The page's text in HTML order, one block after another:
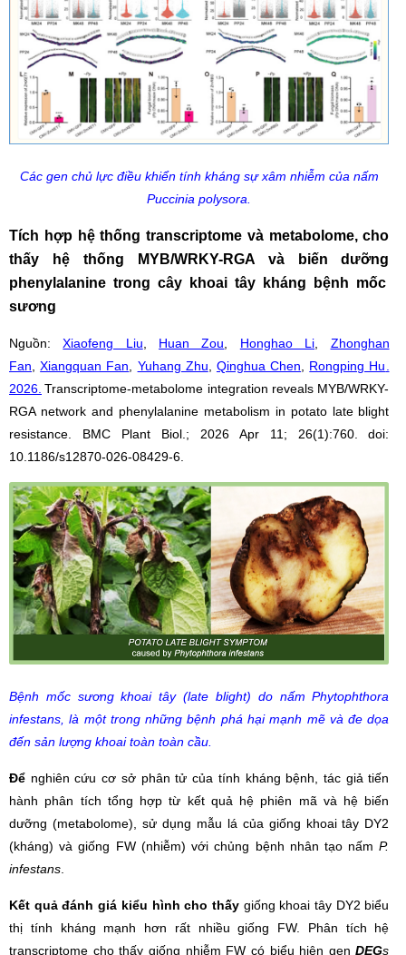
Các gen chủ lực điều khiển tính kháng sự xâm nhiễm của nấm
Puccinia polysora.
Tích hợp hệ thống transcriptome và metabolome, cho
thấy hệ thống MYB/WRKY-RGA và biến dưỡng
phenylalanine trong cây khoai tây kháng bệnh mốc
sương
Nguồn:Xiaofeng Liu, Huan Zou, Honghao Li, Zhonghan
Fan,Xiangquan Fan, Yuhang Zhu, Qinghua Chen, Rongping Hu.
2026. Transcriptome-metabolome integration reveals MYB/WRKY-
RGA network and phenylalanine metabolism in potato late blight
resistance. BMC Plant Biol.; 2026 Apr 11;
26(1):760. doi:
10.1186/s12870-026-08429-6.
Bệnh mốc sương khoai tây (late blight) do nấm Phytophthora
infestans, là một trong những bệnh phá hại mạnh mẽ và đe dọa
đến sản lượng khoai toàn toàn cầu.
Để nghiên cứu cơ sở phân tử của tính kháng bệnh, tác giả tiến
hành phân tích tổng hợp từ kết quả hệ phiên mã và hệ biến
dưỡng (metabolome), sử dụng mẫu lá của giống khoai tây DY2
(kháng) và giống FW (nhiễm) với chủng bệnh nhân tạo nấmP.
infestans
Kết quảđánh giá kiểu hình cho thấy giống khoai tây DY2 biểu
thị tính kháng mạnh hơn rất nhiều giống FW. Phân tích hệ
transcriptome cho thấy giống nhiễm FW có biểu hiện genDEGs